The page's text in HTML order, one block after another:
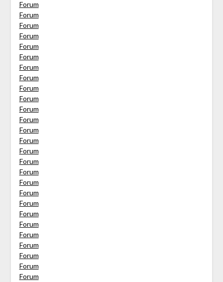
Forum
Forum
Forum
Forum
Forum
Forum
Forum
Forum
Forum
Forum
Forum
Forum
Forum
Forum
Forum
Forum
Forum
Forum
Forum
Forum
Forum
Forum
Forum
Forum
Forum
Forum
Forum